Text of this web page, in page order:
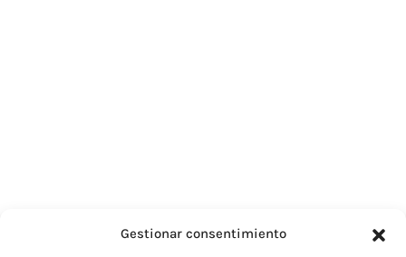
Gestionar consentimiento